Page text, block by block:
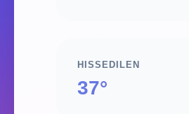
HISSEDILEN
37°